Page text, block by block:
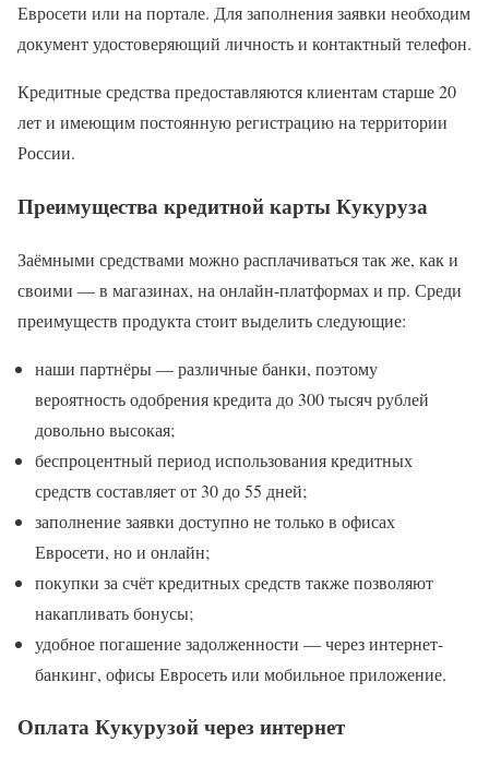
Евросети или на портале. Для заполнения заявки необходим
документ удостоверяющий личность и контактный телефон.
Кредитные средства предоставляются клиентам старше 20
лет и имеющим постоянную регистрацию на территории
России.
Преимущества кредитной карты Кукуруза
Заёмными средствами можно расплачиваться так же, как и
своими — в магазинах, на онлайн-платформах и пр. Среди
преимуществ продукта стоит выделить следующие:
наши партнёры — различные банки, поэтому
вероятность одобрения кредита до 300 тысяч рублей
довольно высокая;
беспроцентный период использования кредитных
средств составляет от 30 до 55 дней;
заполнение заявки доступно не только в офисах
Евросети, но и онлайн;
покупки за счёт кредитных средств также позволяют
накапливать бонусы;
удобное погашение задолженности — через интернет-
банкинг, офисы Евросеть или мобильное приложение.
Оплата Кукурузой через интернет